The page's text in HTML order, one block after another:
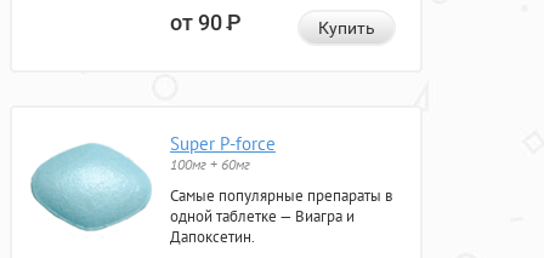
от 90Р Купить
Super P-force
100мг + 60мг
Самые популярные препараты в
одной таблетке — Виагра и
Дапоксетин.